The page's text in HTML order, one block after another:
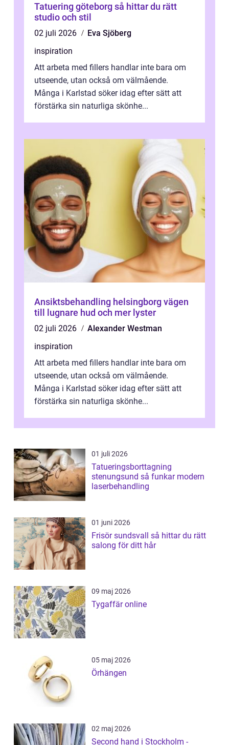
Tatuering göteborg så hittar du rätt
studio och stil
02 juli 2026
Eva Sjöberg
inspiration
Att arbeta med fillers handlar inte bara om
utseende, utan också om välmående.
Många i Karlstad söker idag efter sätt att
förstärka sin naturliga skönhe...
Ansiktsbehandling helsingborg vägen
till lugnare hud och mer lyster
02 juli 2026
Alexander Westman
inspiration
Att arbeta med fillers handlar inte bara om
utseende, utan också om välmående.
Många i Karlstad söker idag efter sätt att
förstärka sin naturliga skönhe...
01 juli 2026
Tatueringsborttagning
stenungsund så funkar modern
laserbehandling
01 juni 2026
Frisör sundsvall så hittar du rätt
salong för ditt hår
09 maj 2026
Tygaffär online
05 maj 2026
Örhängen
02 maj 2026
Second hand i Stockholm -